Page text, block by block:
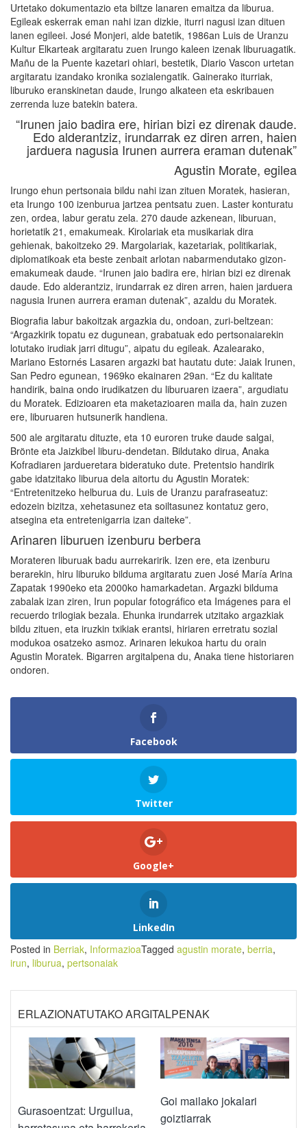
Urtetako dokumentazio eta biltze lanaren emaitza da liburua.
Egileak eskerrak eman nahi izan dizkie, iturri nagusi izan dituen
lanen egileei. José Monjeri, alde batetik, 1986an Luis de Uranzu
Kultur Elkarteak argitaratu zuen Irungo kaleen izenak liburuagatik.
Mañu de la Puente kazetari ohiari, bestetik, Diario Vascon urtetan
argitaratu izandako kronika sozialengatik. Gainerako iturriak,
liburuko eranskinetan daude, Irungo alkateen eta eskribauen
zerrenda luze batekin batera.
“Irunen jaio badira ere, hirian bizi ez direnak daude.
Edo alderantziz, irundarrak ez diren arren, haien
jarduera nagusia Irunen aurrera eraman dutenak”
Agustin Morate, egilea
Irungo ehun pertsonaia bildu nahi izan zituen Moratek, hasieran,
eta Irungo 100 izenburua jartzea pentsatu zuen. Laster konturatu
zen, ordea, labur geratu zela. 270 daude azkenean, liburuan,
horietatik 21, emakumeak. Kirolariak eta musikariak dira
gehienak, bakoitzeko 29. Margolariak, kazetariak, politikariak,
diplomatikoak eta beste zenbait arlotan nabarmendutako gizon-
emakumeak daude. “Irunen jaio badira ere, hirian bizi ez direnak
daude. Edo alderantziz, irundarrak ez diren arren, haien jarduera
nagusia Irunen aurrera eraman dutenak”, azaldu du Moratek.
Biografia labur bakoitzak argazkia du, ondoan, zuri-beltzean:
“Argazkirik topatu ez dugunean, grabatuak edo pertsonaiarekin
lotutako irudiak jarri ditugu”, aipatu du egileak. Azalearako,
Mariano Estornés Lasaren argazki bat hautatu dute: Jaiak Irunen,
San Pedro egunean, 1969ko ekainaren 29an. “Ez du kalitate
handirik, baina ondo irudikatzen du liburuaren izaera”, argudiatu
du Moratek. Edizioaren eta maketazioaren maila da, hain zuzen
ere, liburuaren hutsunerik handiena.
500 ale argitaratu dituzte, eta 10 euroren truke daude salgai,
Brönte eta Jaizkibel liburu-dendetan. Bildutako dirua, Anaka
Kofradiaren jardueretara bideratuko dute. Pretentsio handirik
gabe idatzitako liburua dela aitortu du Agustin Moratek:
“Entretenitzeko helburua du. Luis de Uranzu parafraseatuz:
edozein bizitza, xehetasunez eta soiltasunez kontatuz gero,
atsegina eta entretenigarria izan daiteke”.
Arinaren liburuen izenburu berbera
Morateren liburuak badu aurrekaririk. Izen ere, eta izenburu
berarekin, hiru liburuko bilduma argitaratu zuen José María Arina
Zapatak 1990eko eta 2000ko hamarkadetan. Argazki bilduma
zabalak izan ziren, Irun popular fotográfico eta Imágenes para el
recuerdo trilogiak bezala. Ehunka irundarrek utzitako argazkiak
bildu zituen, eta iruzkin txikiak erantsi, hiriaren erretratu sozial
modukoa osatzeko asmoz. Arinaren lekukoa hartu du orain
Agustin Moratek. Bigarren argitalpena du, Anaka tiene historiaren
ondoren.
Facebook
Twitter
Google+
LinkedIn
Posted in Berriak, InformazioaTagged agustin morate, berria,
irun, liburua, pertsonaiak
ERLAZIONATUTAKO ARGITALPENAK
Gurasoentzat: Urguilua,
Goi mailako jokalari
goiztiarrak